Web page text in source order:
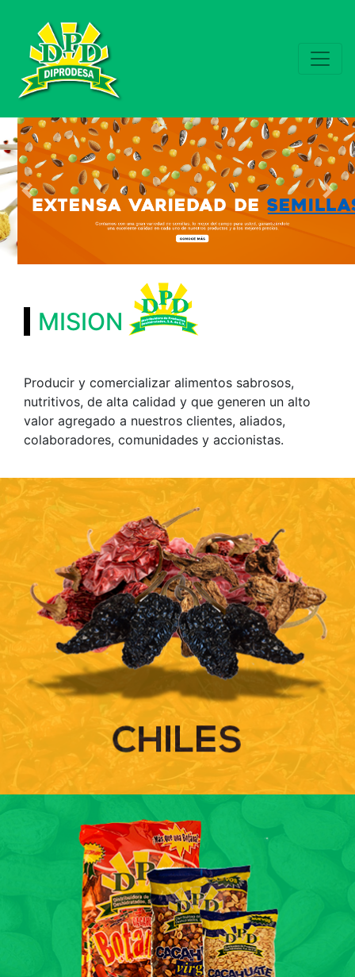
Previous Next
MISION
Producir y comercializar alimentos sabrosos,
nutritivos, de alta calidad y que generen un alto
valor agregado a nuestros clientes, aliados,
colaboradores, comunidades y accionistas.